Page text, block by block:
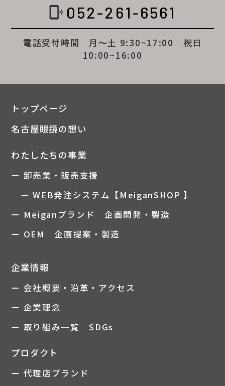
phonelink_ring 052-261-6561
電話受付時間 月～土 9:30~17:00 祝日
10:00~16:00
トップページ
名古屋眼鏡の想い
わたしたちの事業
ー 卸売業・販売支援
ー WEB発注システム【MeiganSHOP 】
ー Meiganブランド 企画開発・製造
ー OEM 企画提案・製造
企業情報
ー 会社概要・沿革・アクセス
ー 企業理念
ー 取り組み一覧 SDGs
プロダクト
ー 代理店ブランド